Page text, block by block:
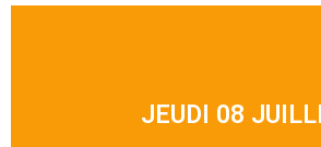
JEUDI 08